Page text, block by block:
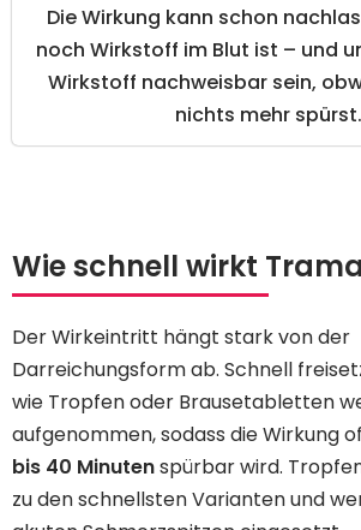
Die Wirkung kann schon
noch Wirkstoff im Blut ist – und
Wirkstoff nachweisbar sein,
nichts mehr spürst.
Wie schnell wirkt
Der Wirkeintritt hängt stark von der
Darreichungsform ab. Schnell
wie Tropfen oder Brausetabletten
aufgenommen, sodass die Wirkung
bis 40 Minutenspürbar wird.
zu den schnellsten Varianten und